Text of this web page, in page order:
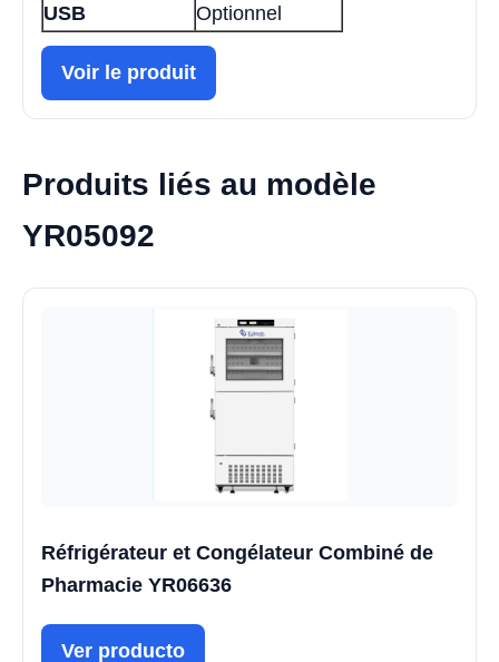
USB Optionnel
Voir le produit
Produits liés au modèle
YR05092
Réfrigérateur et Congélateur Combiné de
Pharmacie YR06636
Ver producto